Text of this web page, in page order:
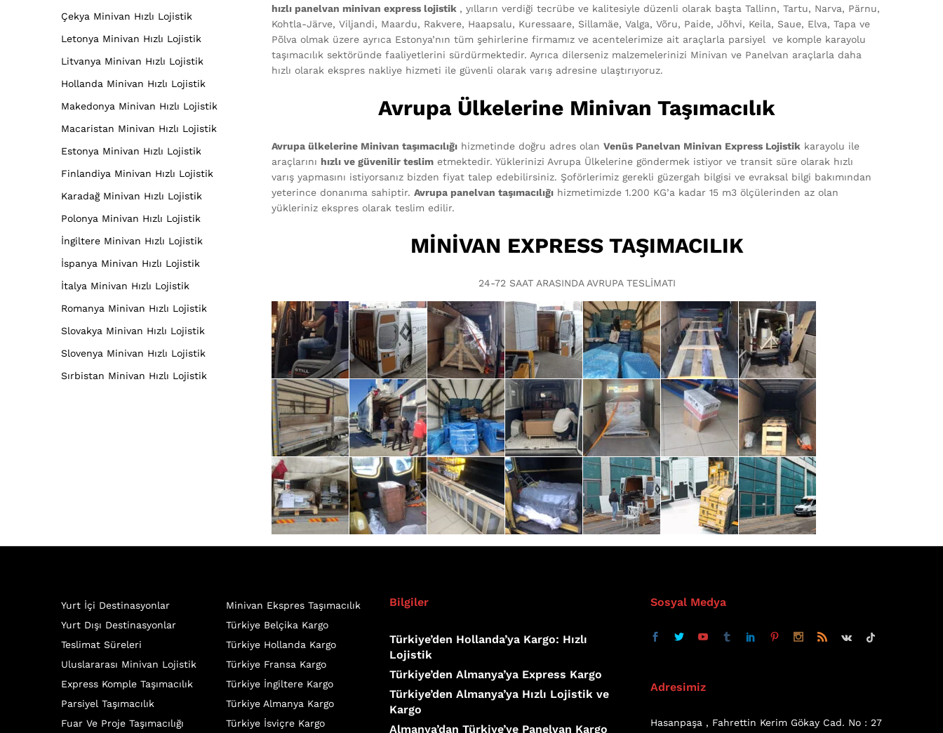
Çekya Minivan Hızlı Lojistik
Letonya Minivan Hızlı Lojistik
Litvanya Minivan Hızlı Lojistik
Hollanda Minivan Hızlı Lojistik
Makedonya Minivan Hızlı Lojistik
Macaristan Minivan Hızlı Lojistik
Estonya Minivan Hızlı Lojistik
Finlandiya Minivan Hızlı Lojistik
Karadağ Minivan Hızlı Lojistik
Polonya Minivan Hızlı Lojistik
İngiltere Minivan Hızlı Lojistik
İspanya Minivan Hızlı Lojistik
İtalya Minivan Hızlı Lojistik
Romanya Minivan Hızlı Lojistik
Slovakya Minivan Hızlı Lojistik
Slovenya Minivan Hızlı Lojistik
Sırbistan Minivan Hızlı Lojistik
hızlı panelvan minivan express lojistik , yılların verdiği tecrübe ve kalitesiyle düzenli olarak başta Tallinn, Tartu, Narva, Pärnu,
Kohtla-Järve, Viljandi, Maardu, Rakvere, Haapsalu, Kuressaare, Sillamäe, Valga, Võru, Paide, Jõhvi, Keila, Saue, Elva, Tapa ve
Põlva olmak üzere ayrıca Estonya’nın tüm şehirlerine firmamız ve acentelerimize ait araçlarla parsiyel ve komple karayolu
taşımacılık sektöründe faaliyetlerini sürdürmektedir. Ayrıca dilerseniz malzemelerinizi Minivan ve Panelvan araçlarla daha
hızlı olarak ekspres nakliye hizmeti ile güvenli olarak varış adresine ulaştırıyoruz.
Avrupa Ülkelerine Minivan Taşımacılık
Avrupa ülkelerine Minivan taşımacılığı hizmetinde doğru adres olan Venüs Panelvan Minivan Express Lojistik karayolu ile
araçlarını hızlı ve güvenilir teslim etmektedir. Yüklerinizi Avrupa Ülkelerine göndermek istiyor ve transit süre olarak hızlı
varış yapmasını istiyorsanız bizden fiyat talep edebilirsiniz. Şoförlerimiz gerekli güzergah bilgisi ve evraksal bilgi bakımından
yeterince donanıma sahiptir. Avrupa panelvan taşımacılığı hizmetimizde 1.200 KG’a kadar 15 m3 ölçülerinden az olan
yükleriniz ekspres olarak teslim edilir.
MİNİVAN EXPRESS TAŞIMACILIK
24-72 SAAT ARASINDA AVRUPA TESLİMATI
Yurt İçi Destinasyonlar
Yurt Dışı Destinasyonlar
Teslimat Süreleri
Uluslararası Minivan Lojistik
Express Komple Taşımacılık
Parsiyel Taşımacılık
Fuar Ve Proje Taşımacılığı
Minivan Ekspres Taşımacılık
Türkiye Belçika Kargo
Türkiye Hollanda Kargo
Türkiye Fransa Kargo
Türkiye İngiltere Kargo
Türkiye Almanya Kargo
Türkiye İsviçre Kargo
Bilgiler
Türkiye’den Hollanda’ya Kargo: Hızlı
Lojistik
Türkiye’den Almanya’ya Express Kargo
Türkiye’den Almanya’ya Hızlı Lojistik ve
Kargo
Almanya’dan Türkiye’ye Panelvan Kargo
Sosyal Medya
Adresimiz
Hasanpaşa , Fahrettin Kerim Gökay Cad. No : 27